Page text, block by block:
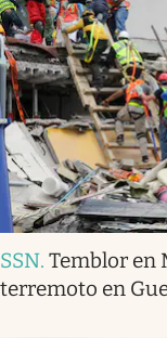
SSN. Temblor en
terremoto en